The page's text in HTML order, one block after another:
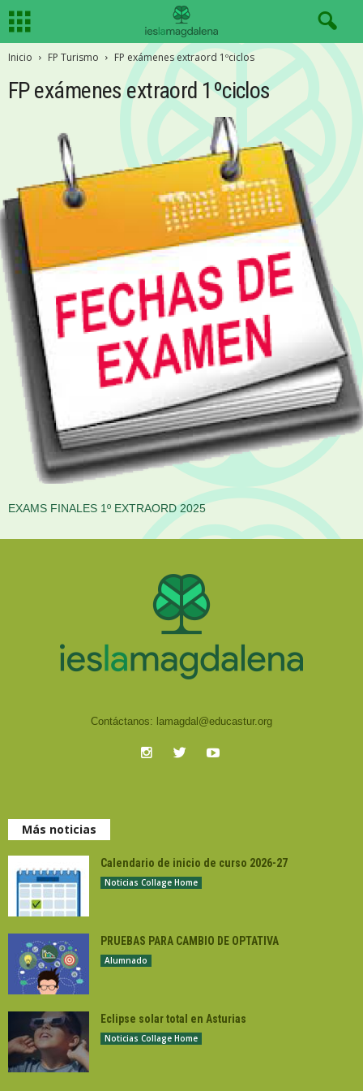
Inicio FP Turismo FP exámenes extraord 1ºciclos
FP exámenes extraord 1ºciclos
EXAMS FINALES 1º EXTRAORD 2025
Contáctanos: lamagdal@educastur.org
Más noticias
Calendario de inicio de curso 2026-27
Noticias Collage Home
PRUEBAS PARA CAMBIO DE OPTATIVA
Alumnado
Eclipse solar total en Asturias
Noticias Collage Home